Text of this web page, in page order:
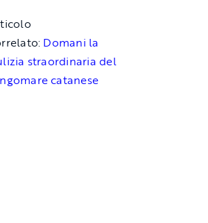
Domani la
straordinaria del
catanese